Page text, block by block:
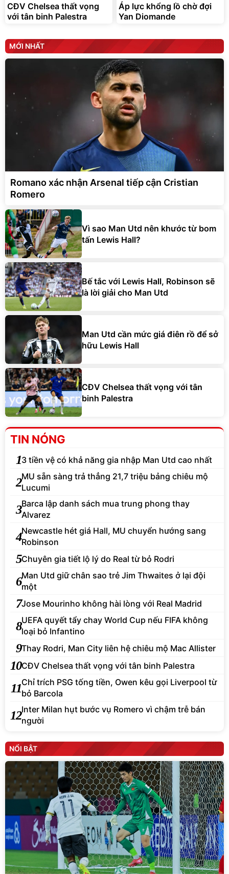
CĐV Chelsea thất vọng
với tân binh Palestra
Áp lực khổng lồ chờ đợi
Yan Diomande
MỚI NHẤT
Romano xác nhận Arsenal tiếp cận Cristian
Romero
Vì sao Man Utd nên khước từ bom
tấn Lewis Hall?
Bế tắc với Lewis Hall, Robinson sẽ
là lời giải cho Man Utd
Man Utd cần mức giá điên rồ để sở
hữu Lewis Hall
CĐV Chelsea thất vọng với tân
binh Palestra
TIN NÓNG
13 tiền vệ có khả năng gia nhập Man Utd cao nhất
2MU sẵn sàng trả thẳng 21,7 triệu bảng chiêu mộ
Lucumi
3Barca lập danh sách mua trung phong thay
Alvarez
4Newcastle hét giá Hall, MU chuyển hướng sang
Robinson
5Chuyên gia tiết lộ lý do Real từ bỏ Rodri
6Man Utd giữ chân sao trẻ Jim Thwaites ở lại đội
một
7Jose Mourinho không hài lòng với Real Madrid
8UEFA quyết tẩy chay World Cup nếu FIFA không
loại bỏ Infantino
9Thay Rodri, Man City liên hệ chiêu mộ Mac Allister
10CĐV Chelsea thất vọng với tân binh Palestra
11Chỉ trích PSG tống tiền, Owen kêu gọi Liverpool từ
bỏ Barcola
12Inter Milan hụt bước vụ Romero vì chậm trễ bán
người
NỔI BẬT